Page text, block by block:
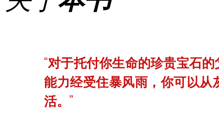
“对于托付你生命的珍贵宝石
能力经受住暴风雨，你可以
活。”